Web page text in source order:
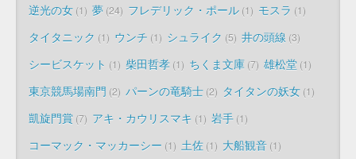
逆光の女 1 夢 24 フレデリック・ポール 1 モスラ 1
タイタニック 1 ウンチ 1 シュライク 5 井の頭線 3
シービスケット 1 柴田哲孝 1 ちくま文庫 7 雄松堂 1
東京競馬場南門 2 パーンの竜騎士 2 タイタンの妖女 1
凱旋門賞 7 アキ・カウリスマキ 1 岩手 1
コーマック・マッカーシー 1 土佐 1 大船観音 1